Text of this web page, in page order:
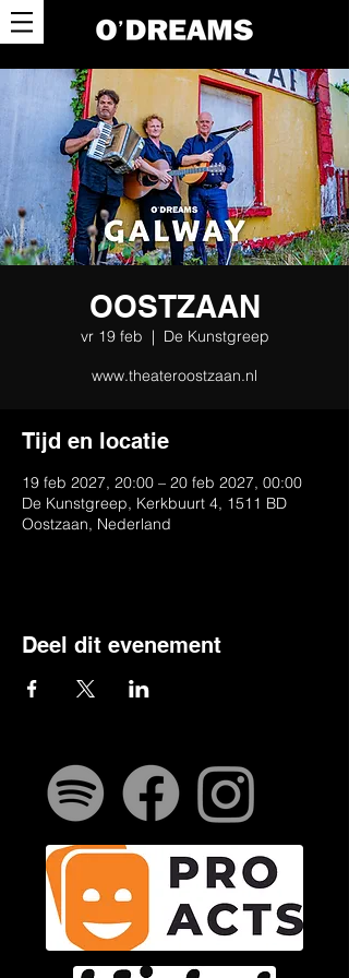
OOSTZAAN
vr 19 feb
  |
De Kunstgreep
www.theateroostzaan.nl
Tijd en locatie
19 feb 2027, 20:00 – 20 feb 2027, 00:00
De Kunstgreep, Kerkbuurt 4, 1511 BD
Oostzaan, Nederland
Deel dit evenement